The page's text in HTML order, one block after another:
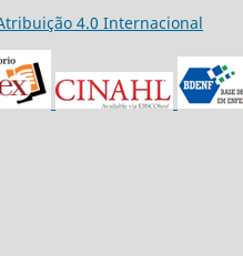
4.0 Internacional